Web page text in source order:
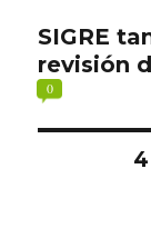
SIGRE
revisión
0
PÁGINA4